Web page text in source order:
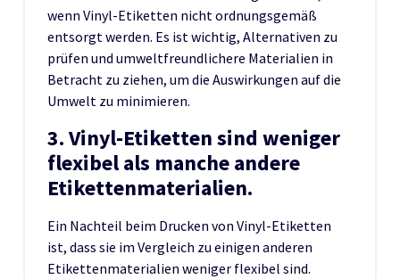
wenn Vinyl-Etiketten nicht ordnungsgemäß
entsorgt werden. Es ist wichtig, Alternativen zu
prüfen und umweltfreundlichere Materialien in
Betracht zu ziehen, um die Auswirkungen auf die
Umwelt zu minimieren.
3. Vinyl-Etiketten sind weniger
flexibel als manche andere
Etikettenmaterialien.
Ein Nachteil beim Drucken von Vinyl-Etiketten
ist, dass sie im Vergleich zu einigen anderen
Etikettenmaterialien weniger flexibel sind.